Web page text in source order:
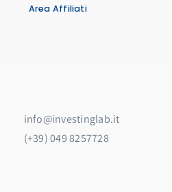
Area Affiliati
info@investinglab.it
(+39) 049 8257728